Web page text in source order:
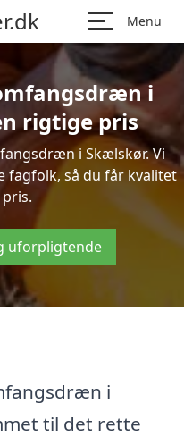
Menu
i
rigtige pris
i Skælskør. Vi
fagfolk, så du får kvalitet
uforpligtende
i
til det rette